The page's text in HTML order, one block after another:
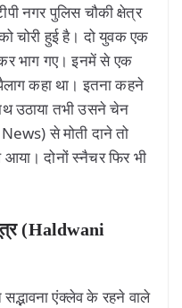
नगर पुलिस चौकी क्षेत्र
चोरी हुई है। दो युवक एक
भाग गए। इनमें से एक
कहा था। इतना कहने
उठाया तभी उसने चेन
से मोती दाने तो
दोनों स्नैचर फिर भी
(Haldwani
सद्भावना एंक्लेव के रहने वाले